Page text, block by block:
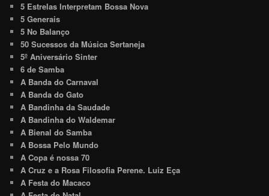
5 Estrelas Interpretam Bossa Nova
5 Generais
5 No Balanço
50 Sucessos da Música Sertaneja
5º Aniversário Sinter
6 de Samba
A Banda do Carnaval
A Banda do Gato
A Bandinha da Saudade
A Bandinha do Waldemar
A Bienal do Samba
A Bossa Pelo Mundo
A Copa é nossa 70
A Cruz e a Rosa Filosofia Perene. Luiz Eça
A Festa do Macaco